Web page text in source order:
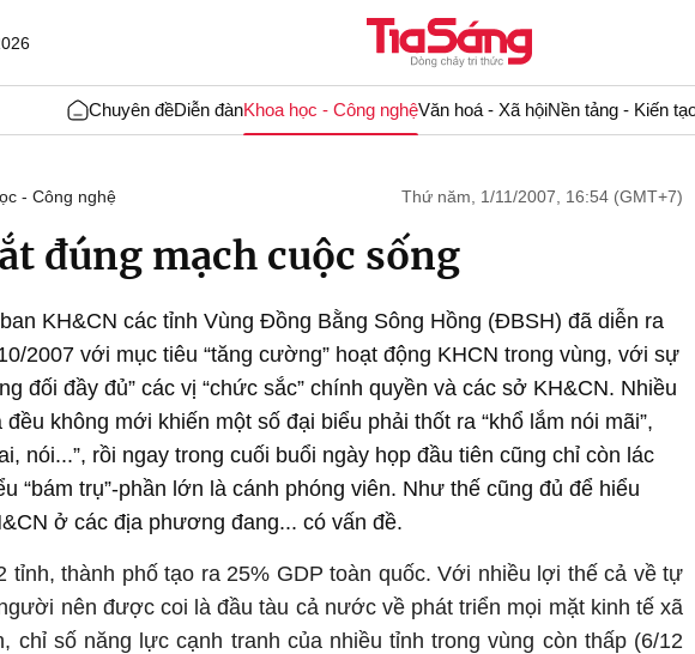
Chuyên đềDiễn đànKhoa học - Công nghệVăn hoá - Xã hộiNền tảng - Kiến
- Công nghệ Thứ năm, 1/11/2007, 16:54 (GMT+7)
đúng mạch cuộc sống
KH&CN các tỉnh Vùng Đồng Bằng Sông Hồng (ĐBSH) đã diễn ra
2007 với mục tiêu “tăng cường” hoạt động KHCN trong vùng, với sự
đối đầy đủ” các vị “chức sắc” chính quyền và các sở KH&CN. Nhiều
không mới khiến một số đại biểu phải thốt ra “khổ lắm nói mãi”,
nói...”, rồi ngay trong cuối buổi ngày họp đầu tiên cũng chỉ còn lác
“bám trụ”-phần lớn là cánh phóng viên. Như thế cũng đủ để hiểu
ở các địa phương đang... có vấn đề.
tỉnh, thành phố tạo ra 25% GDP toàn quốc. Với nhiều lợi thế cả về tự
nên được coi là đầu tàu cả nước về phát triển mọi mặt kinh tế xã
chỉ số năng lực cạnh tranh của nhiều tỉnh trong vùng còn thấp (6/12